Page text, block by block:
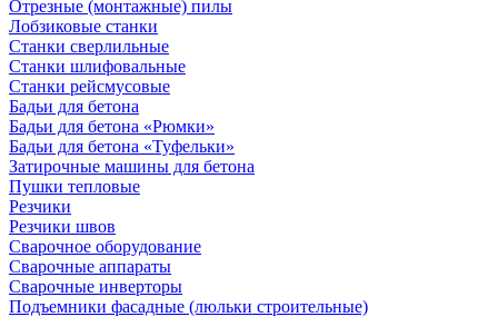
Отрезные (монтажные) пилы
Лобзиковые станки
Станки сверлильные
Станки шлифовальные
Станки рейсмусовые
Бадьи для бетона
Бадьи для бетона «Рюмки»
Бадьи для бетона «Туфельки»
Затирочные машины для бетона
Пушки тепловые
Резчики
Резчики швов
Сварочное оборудование
Сварочные аппараты
Сварочные инверторы
Подъемники фасадные (люльки строительные)